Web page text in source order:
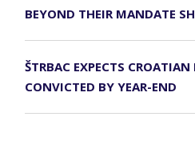
BEYOND THEIR MANDATE
ŠTRBAC EXPECTS
CONVICTED BY YEAR-END